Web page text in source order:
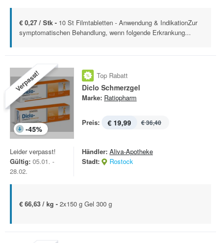
€ 0,27 / Stk - 10 St Filmtabletten - Anwendung & IndikationZur
symptomatischen Behandlung, wenn folgende Erkrankung...
Verpasst!
-45%
Top Rabatt
Diclo Schmerzgel
Marke: Ratiopharm
Preis: € 19,99 € 36,40
Leider verpasst!
Gültig: 05.01. -
28.02.
Händler: Aliva-Apotheke
Stadt:
Rostock
€ 66,63 / kg - 2x150 g Gel 300 g